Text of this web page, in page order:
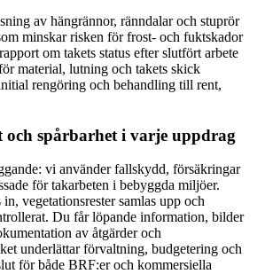
av hängrännor, ränndalar och stuprör
minskar risken för frost- och fuktskador
om takets status efter slutfört arbete
material, lutning och takets skick
rengöring och behandling till rent,
och spårbarhet i varje uppdrag
vi använder fallskydd, försäkringar
för takarbeten i bebyggda miljöer.
vegetationsrester samlas upp och
Du får löpande information, bilder
av åtgärder och
underlättar förvaltning, budgetering och
för både BRF:er och kommersiella